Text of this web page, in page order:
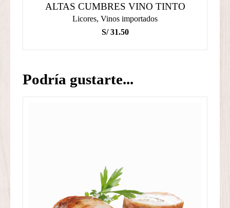
ALTAS CUMBRES VINO TINTO
Licores, Vinos importados
S/31.50
Podría gustarte...